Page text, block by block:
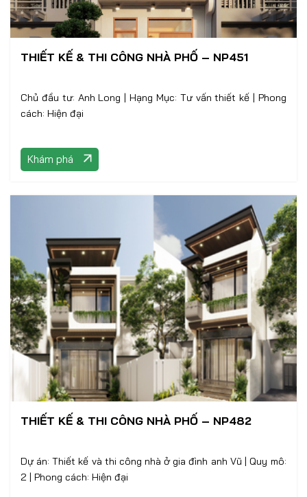
THIẾT KẾ & THI CÔNG NHÀ PHỐ – NP451
Chủ đầu tư: Anh Long | Hạng Mục: Tư vấn thiết kế | Phong
cách: Hiện đại
Khám phá
THIẾT KẾ & THI CÔNG NHÀ PHỐ – NP482
Dự án: Thiết kế và thi công nhà ở gia đình anh Vũ | Quy mô:
2 | Phong cách: Hiện đại